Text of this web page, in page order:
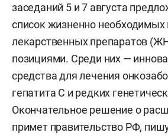
заседаний 5 и 7 августа
список жизненно
лекарственных препаратов
позициями. Среди них —
средства для лечения
гепатита С и редких
Окончательное решение о
примет правительство РФ,